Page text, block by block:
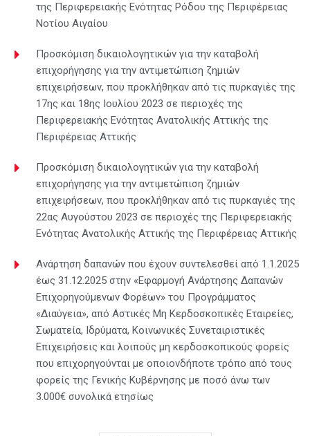
της Περιφερειακής Ενότητας Ρόδου της Περιφέρειας
Νοτίου Αιγαίου
Προσκόμιση δικαιολογητικών για την καταβολή
επιχορήγησης για την αντιμετώπιση ζημιών
επιχειρήσεων, που προκλήθηκαν από τις πυρκαγιές της
17ης και 18ης Ιουλίου 2023 σε περιοχές της
Περιφερειακής Ενότητας Ανατολικής Αττικής της
Περιφέρειας Αττικής
Προσκόμιση δικαιολογητικών για την καταβολή
επιχορήγησης για την αντιμετώπιση ζημιών
επιχειρήσεων, που προκλήθηκαν από τις πυρκαγιές της
22ας Αυγούστου 2023 σε περιοχές της Περιφερειακής
Ενότητας Ανατολικής Αττικής της Περιφέρειας Αττικής
Ανάρτηση δαπανών που έχουν συντελεσθεί από 1.1.2025
έως 31.12.2025 στην «Εφαρμογή Ανάρτησης Δαπανών
Επιχορηγούμενων Φορέων» του Προγράμματος
«Διαύγεια», από Αστικές Μη Κερδοσκοπικές Εταιρείες,
Σωματεία, Ιδρύματα, Κοινωνικές Συνεταιριστικές
Επιχειρήσεις και λοιπούς μη κερδοσκοπικούς φορείς
που επιχορηγούνται με οποιονδήποτε τρόπο από τους
φορείς της Γενικής Κυβέρνησης με ποσό άνω των
3.000€ συνολικά ετησίως